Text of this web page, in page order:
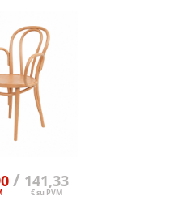
/ 141,33
€ su PVM